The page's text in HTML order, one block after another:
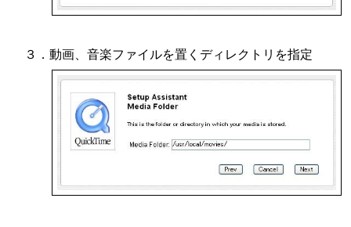
３．動画、音楽ファイルを置くディレクトリを指定